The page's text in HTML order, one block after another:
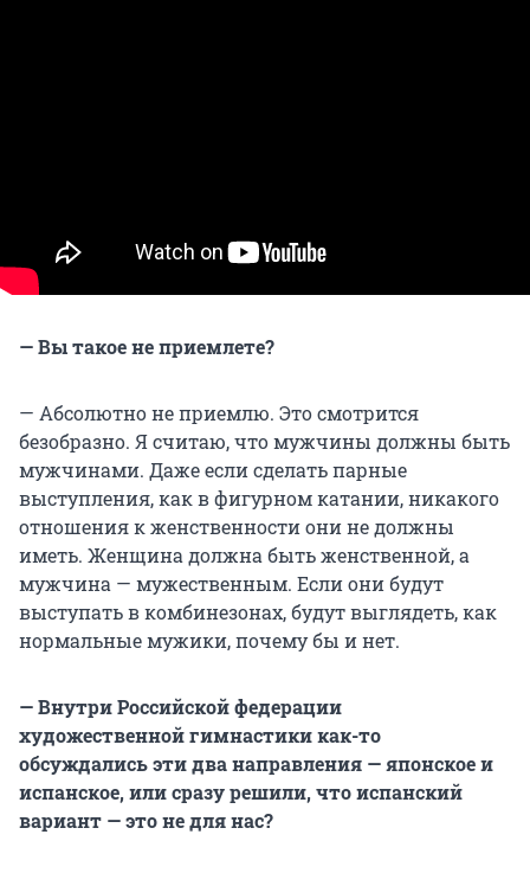
— Вы такое не приемлете?
— Абсолютно не приемлю. Это смотрится
безобразно. Я считаю, что мужчины должны быть
мужчинами. Даже если сделать парные
выступления, как в фигурном катании, никакого
отношения к женственности они не должны
иметь. Женщина должна быть женственной, а
мужчина — мужественным. Если они будут
выступать в комбинезонах, будут выглядеть, как
нормальные мужики, почему бы и нет.
— Внутри Российской федерации
художественной гимнастики как-то
обсуждались эти два направления — японское и
испанское, или сразу решили, что испанский
вариант — это не для нас?